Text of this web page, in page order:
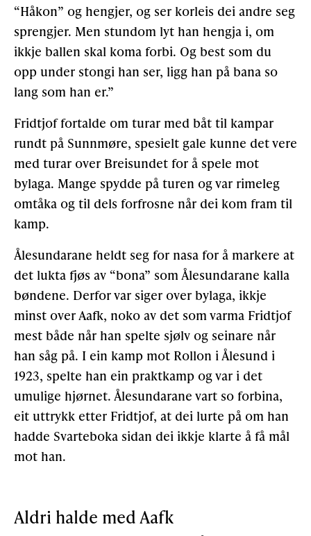
“Håkon” og hengjer, og ser korleis dei andre seg
sprengjer. Men stundom lyt han hengja i, om
ikkje ballen skal koma forbi. Og best som du
opp under stongi han ser, ligg han på bana so
lang som han er.”
Fridtjof fortalde om turar med båt til kampar
rundt på Sunnmøre, spesielt gale kunne det vere
med turar over Breisundet for å spele mot
bylaga. Mange spydde på turen og var rimeleg
omtåka og til dels forfrosne når dei kom fram til
kamp.
Ålesundarane heldt seg for nasa for å markere at
det lukta fjøs av “bona” som Ålesundarane kalla
bøndene. Derfor var siger over bylaga, ikkje
minst over Aafk, noko av det som varma Fridtjof
mest både når han spelte sjølv og seinare når
han såg på. I ein kamp mot Rollon i Ålesund i
1923, spelte han ein praktkamp og var i det
umulige hjørnet. Ålesundarane vart so forbina,
eit uttrykk etter Fridtjof, at dei lurte på om han
hadde Svarteboka sidan dei ikkje klarte å få mål
mot han.
Aldri halde med Aafk